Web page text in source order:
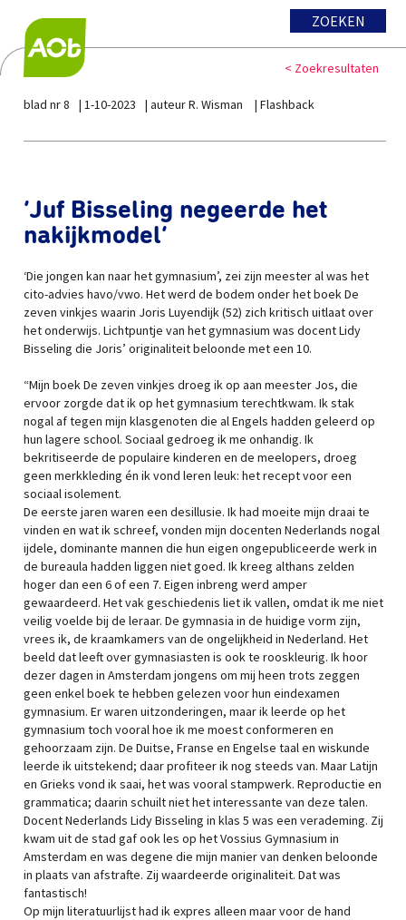
ZOEKEN
< Zoekresultaten
blad nr 8 1-10-2023 auteur R. Wisman Flashback
‘Juf Bisseling negeerde het
nakijkmodel’
‘Die jongen kan naar het gymnasium’, zei zijn meester al was het
cito-advies havo/vwo. Het werd de bodem onder het boek De
zeven vinkjes waarin Joris Luyendijk (52) zich kritisch uitlaat over
het onderwijs. Lichtpuntje van het gymnasium was docent Lidy
Bisseling die Joris’ originaliteit beloonde met een 10.
“Mijn boek De zeven vinkjes droeg ik op aan meester Jos, die
ervoor zorgde dat ik op het gymnasium terechtkwam. Ik stak
nogal af tegen mijn klasgenoten die al Engels hadden geleerd op
hun lagere school. Sociaal gedroeg ik me onhandig. Ik
bekritiseerde de populaire kinderen en de meelopers, droeg
geen merkkleding én ik vond leren leuk: het recept voor een
sociaal isolement.
De eerste jaren waren een desillusie. Ik had moeite mijn draai te
vinden en wat ik schreef, vonden mijn docenten Nederlands nogal
ijdele, dominante mannen die hun eigen ongepubliceerde werk in
de bureaula hadden liggen niet goed. Ik kreeg althans zelden
hoger dan een 6 of een 7. Eigen inbreng werd amper
gewaardeerd. Het vak geschiedenis liet ik vallen, omdat ik me niet
veilig voelde bij de leraar. De gymnasia in de huidige vorm zijn,
vrees ik, de kraamkamers van de ongelijkheid in Nederland. Het
beeld dat leeft over gymnasiasten is ook te rooskleurig. Ik hoor
dezer dagen in Amsterdam jongens om mij heen trots zeggen
geen enkel boek te hebben gelezen voor hun eindexamen
gymnasium. Er waren uitzonderingen, maar ik leerde op het
gymnasium toch vooral hoe ik me moest conformeren en
gehoorzaam zijn. De Duitse, Franse en Engelse taal en wiskunde
leerde ik uitstekend; daar profiteer ik nog steeds van. Maar Latijn
en Grieks vond ik saai, het was vooral stampwerk. Reproductie en
grammatica; daarin schuilt niet het interessante van deze talen.
Docent Nederlands Lidy Bisseling in klas 5 was een verademing. Zij
kwam uit de stad gaf ook les op het Vossius Gymnasium in
Amsterdam en was degene die mijn manier van denken beloonde
in plaats van afstrafte. Zij waardeerde originaliteit. Dat was
fantastisch!
Op mijn literatuurlijst had ik expres alleen maar voor de hand